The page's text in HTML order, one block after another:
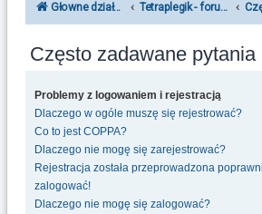
Głowne działy forum Tetraplegik
Tetraplegik - forum ludzi
Często zadawane pytania
Problemy z logowaniem i rejestracją
Dlaczego w ogóle muszę się rejestrować?
Co to jest COPPA?
Dlaczego nie mogę się zarejestrować?
Rejestracja została przeprowadzona
zalogować!
Dlaczego nie mogę się zalogować?